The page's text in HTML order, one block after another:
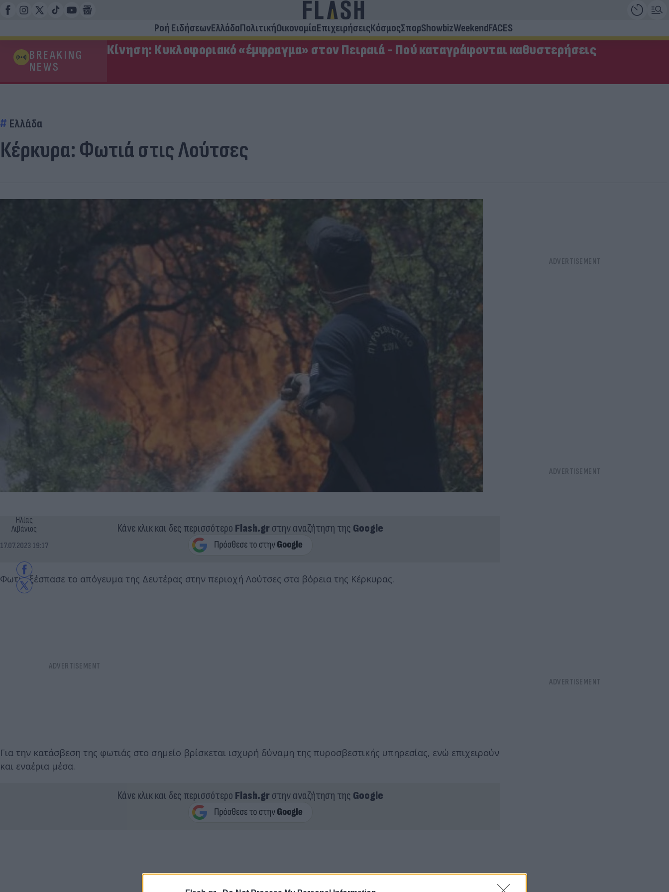
Ροή ΕιδήσεωνΕλλάδαΠολιτικήΟικονομίαΕπιχειρήσειςΚόσμοςΣπορShowbizWeekendFACES
BREAKING
NEWS
Κίνηση: Κυκλοφοριακό «έμφραγμα» στον Πειραιά - Πού καταγράφονται καθυστερήσεις
Ελλάδα
Κέρκυρα: Φωτιά στις Λούτσες
Ηλίας
Λιβάνιος
17.07.2023 19:17
Κάνε κλικ και δες περισσότερο Flash.grστην αναζήτηση της Google
Φωτιά ξέσπασε το απόγευμα της Δευτέρας στην περιοχή Λούτσες στα βόρεια της Κέρκυρας.
Για την κατάσβεση της φωτιάς στο σημείο βρίσκεται ισχυρή δύναμη της πυροσβεστικής υπηρεσίας, ενώ επιχειρούν
και εναέρια μέσα.
Κάνε κλικ και δες περισσότερο Flash.grστην αναζήτηση της Google